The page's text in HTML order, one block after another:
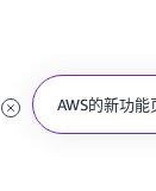
AWS的新功